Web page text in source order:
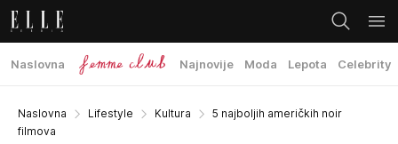
Naslovna Najnovije Moda Lepota Celebrity
Naslovna Lifestyle Kultura
5 najboljih američkih noir
filmova